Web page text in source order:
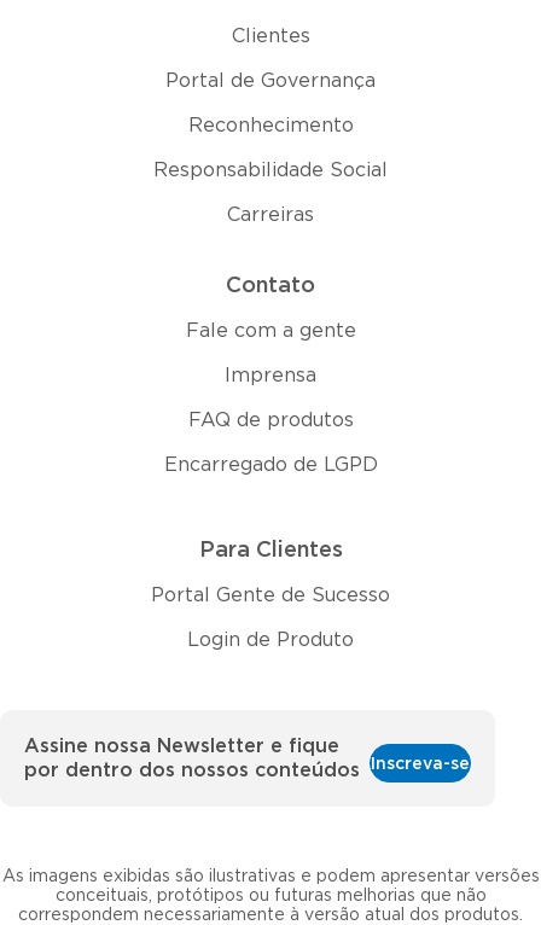
Clientes
Portal de Governança
Reconhecimento
Responsabilidade Social
Carreiras
Contato
Fale com a gente
Imprensa
FAQ de produtos
Encarregado de LGPD
Para Clientes
Portal Gente de Sucesso
Login de Produto
As imagens exibidas são ilustrativas e podem apresentar versões
conceituais, protótipos ou futuras melhorias que não
correspondem necessariamente à versão atual dos produtos.
Assine nossa Newsletter e fique
por dentro dos nossos conteúdos
Inscreva-se